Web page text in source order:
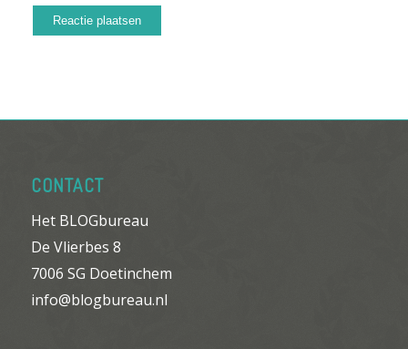
CONTACT
Het BLOGbureau
De Vlierbes 8
7006 SG Doetinchem
info@blogbureau.nl